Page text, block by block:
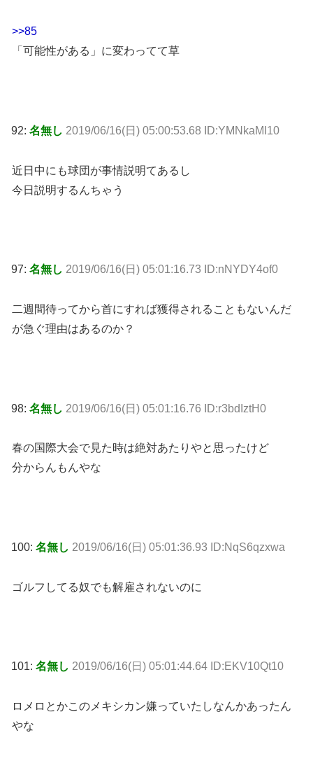
>>85
「可能性がある」に変わってて草
92: 名無し 2019/06/16(日) 05:00:53.68 ID:YMNkaMI10
近日中にも球団が事情説明てあるし
今日説明するんちゃう
97: 名無し 2019/06/16(日) 05:01:16.73 ID:nNYDY4of0
二週間待ってから首にすれば獲得されることもないんだ
が急ぐ理由はあるのか？
98: 名無し 2019/06/16(日) 05:01:16.76 ID:r3bdIztH0
春の国際大会で見た時は絶対あたりやと思ったけど
分からんもんやな
100: 名無し 2019/06/16(日) 05:01:36.93 ID:NqS6qzxwa
ゴルフしてる奴でも解雇されないのに
101: 名無し 2019/06/16(日) 05:01:44.64 ID:EKV10Qt10
ロメロとかこのメキシカン嫌っていたしなんかあったん
やな